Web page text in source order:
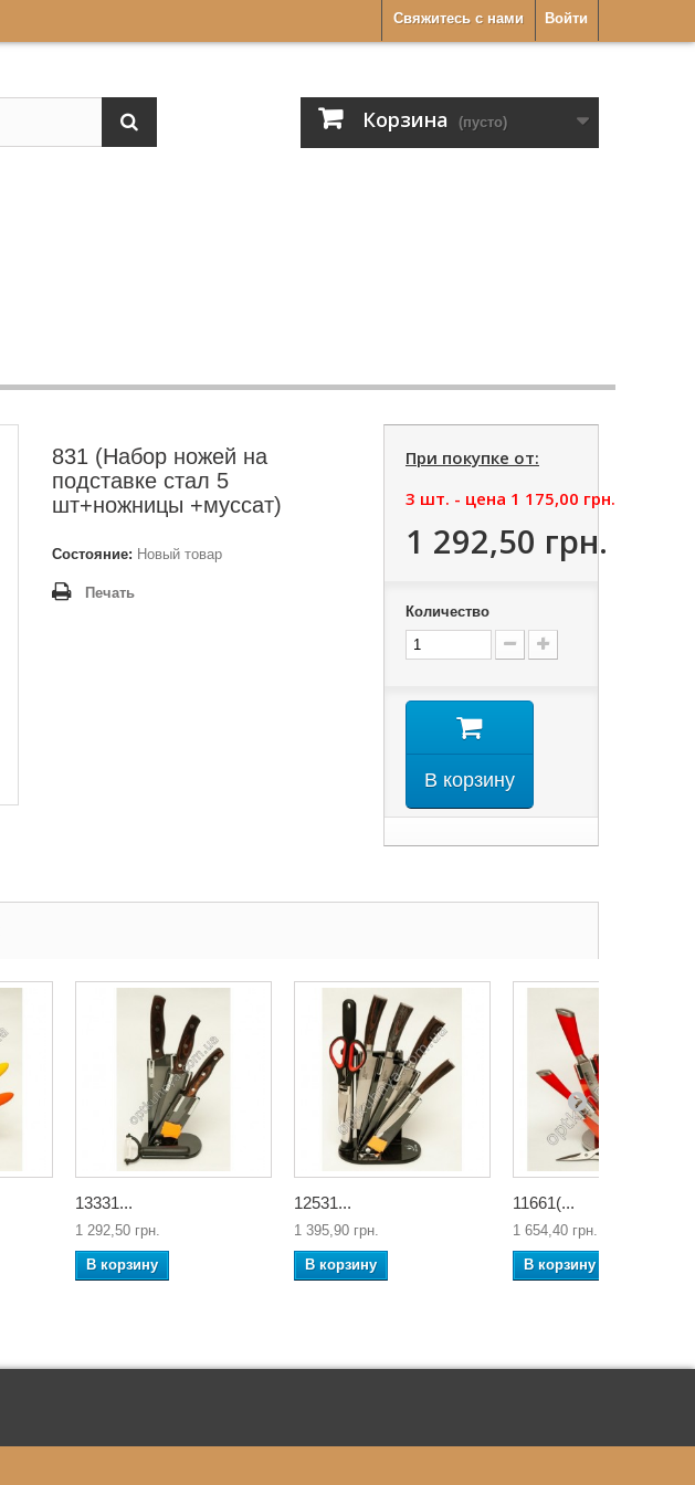
Войти
Свяжитесь с нами
Корзина (пусто)
831 (Набор ножей на
подставке стал 5
шт+ножницы +муссат)
Состояние: Новый товар
Печать
При покупке от:
3 шт. - цена 1 175,00 грн.
1 292,50 грн.
Количество
В корзину
13331...
1 292,50 грн.
В корзину
12531...
1 395,90 грн.
В корзину
11661(...
1 654,40 грн.
В корзину